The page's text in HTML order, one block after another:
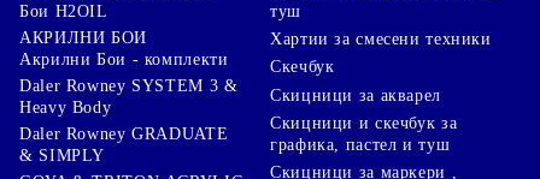
Бои H2OIL
АКРИЛНИ БОИ
Акрилни Бои - комплекти
Daler Rowney SYSTEM 3 &
Heavy Body
Daler Rowney GRADUATE
& SIMPLY
туш
Хартии за смесени техники
Скечбук
Скицници за акварел
Скицници и скечбук за
графика, пастел и туш
Скицници за маркери ,